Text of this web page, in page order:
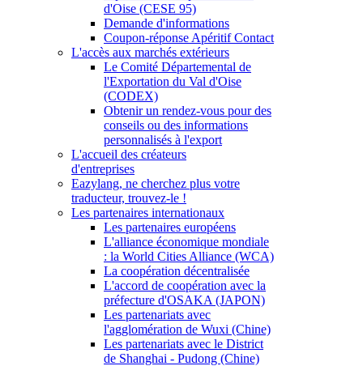
d'Oise (CESE 95)
Demande d'informations
Coupon-réponse Apéritif Contact
L'accès aux marchés extérieurs
Le Comité Départemental de
l'Exportation du Val d'Oise
(CODEX)
Obtenir un rendez-vous pour des
conseils ou des informations
personnalisés à l'export
L'accueil des créateurs
d'entreprises
Eazylang, ne cherchez plus votre
traducteur, trouvez-le !
Les partenaires internationaux
Les partenaires européens
L'alliance économique mondiale
: la World Cities Alliance (WCA)
La coopération décentralisée
L'accord de coopération avec la
préfecture d'OSAKA (JAPON)
Les partenariats avec
l'agglomération de Wuxi (Chine)
Les partenariats avec le District
de Shanghai - Pudong (Chine)